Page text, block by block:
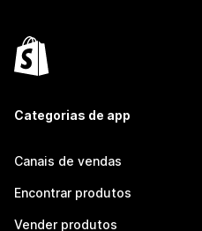
Categorias de app
Canais de vendas
Encontrar produtos
Vender produtos